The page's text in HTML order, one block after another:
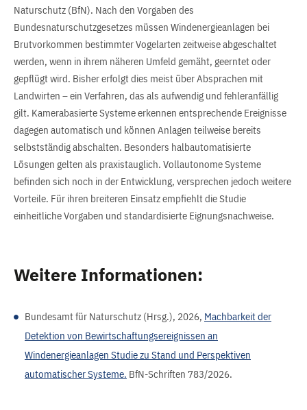
Naturschutz (BfN). Nach den Vorgaben des
Bundesnaturschutzgesetzes müssen Windenergieanlagen bei
Brutvorkommen bestimmter Vogelarten zeitweise abgeschaltet
werden, wenn in ihrem näheren Umfeld gemäht, geerntet oder
gepflügt wird. Bisher erfolgt dies meist über Absprachen mit
Landwirten – ein Verfahren, das als aufwendig und fehleranfällig
gilt. Kamerabasierte Systeme erkennen entsprechende Ereignisse
dagegen automatisch und können Anlagen teilweise bereits
selbstständig abschalten. Besonders halbautomatisierte
Lösungen gelten als praxistauglich. Vollautonome Systeme
befinden sich noch in der Entwicklung, versprechen jedoch weitere
Vorteile. Für ihren breiteren Einsatz empfiehlt die Studie
einheitliche Vorgaben und standardisierte Eignungsnachweise.
Weitere Informationen:
Bundesamt für Naturschutz (Hrsg.), 2026, Machbarkeit der
Detektion von Bewirtschaftungsereignissen an
Windenergieanlagen Studie zu Stand und Perspektiven
automatischer Systeme. BfN-Schriften 783/2026.